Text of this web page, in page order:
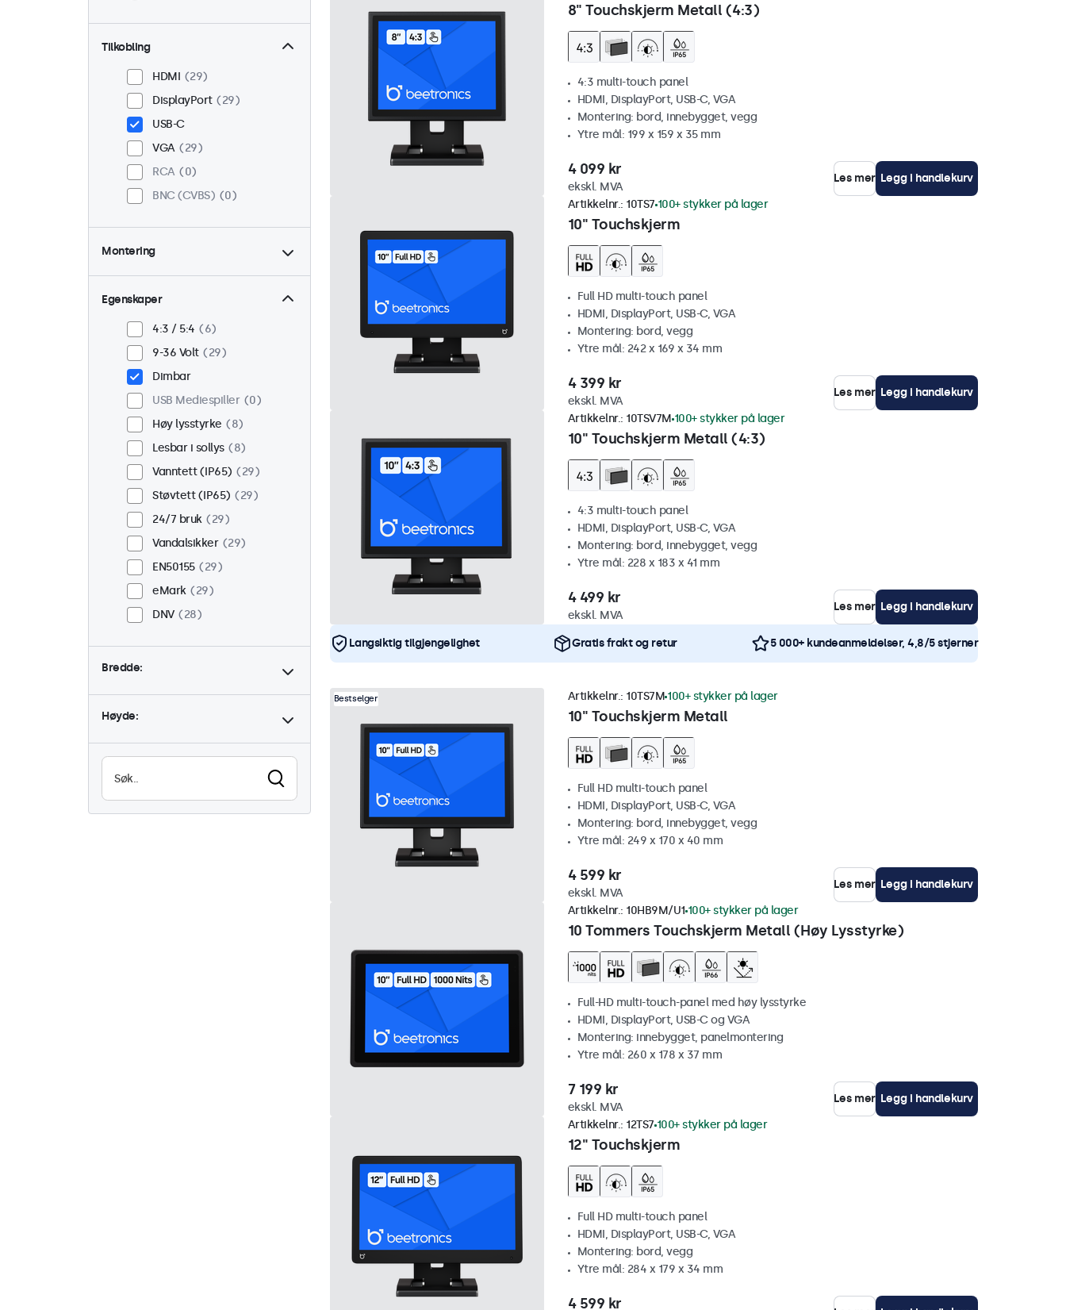
Tilkobling
HDMI
29
DisplayPort
29
USB-C
VGA
29
RCA
0
BNC (CVBS)
0
Montering
Bord
21
Vegg
Panel montert
Innebygd
25
Rackmontering (19")
VESA 75 x 75
17
VESA 100 x 100
12
Egenskaper
4:3 / 5:4
6
9-36 Volt
29
Dimbar
USB Mediespiller
0
Høy lysstyrke
8
Lesbar i sollys
8
Vanntett (IP65)
29
Støvtett (IP65)
29
24/7 bruk
29
Vandalsikker
29
EN50155
29
eMark
29
DNV
28
Bredde:
Høyde:
8" Touchskjerm Metall (4:3)
4:3 multi-touch panel
HDMI, DisplayPort, USB-C, VGA
Montering: bord, innebygget, vegg
Ytre mål: 199 x 159 x 35 mm
4 099 kr
ekskl. MVA
Les mer Legg i handlekurv
10" Touchskjerm
Artikkelnr.: 10TS7 100+ stykker på lager
Full HD multi-touch panel
HDMI, DisplayPort, USB-C, VGA
Montering: bord, vegg
Ytre mål: 242 x 169 x 34 mm
4 399 kr
ekskl. MVA
Les mer Legg i handlekurv
10" Touchskjerm Metall (4:3)
Artikkelnr.: 10TSV7M 100+ stykker på lager
4:3 multi-touch panel
HDMI, DisplayPort, USB-C, VGA
Montering: bord, innebygget, vegg
Ytre mål: 228 x 183 x 41 mm
4 499 kr
ekskl. MVA
Les mer Legg i handlekurv
Langsiktig tilgjengelighet Gratis frakt og retur 5 000+ kundeanmeldelser, 4,8/5 stjerner
Bestselger
10" Touchskjerm Metall
Artikkelnr.: 10TS7M 100+ stykker på lager
Full HD multi-touch panel
HDMI, DisplayPort, USB-C, VGA
Montering: bord, innebygget, vegg
Ytre mål: 249 x 170 x 40 mm
4 599 kr
ekskl. MVA
Les mer Legg i handlekurv
10 Tommers Touchskjerm Metall (Høy Lysstyrke)
Artikkelnr.: 10HB9M/U1 100+ stykker på lager
Full-HD multi-touch-panel med høy lysstyrke
HDMI, DisplayPort, USB-C og VGA
Montering: innebygget, panelmontering
Ytre mål: 260 x 178 x 37 mm
7 199 kr
ekskl. MVA
Les mer Legg i handlekurv
12" Touchskjerm
Artikkelnr.: 12TS7 100+ stykker på lager
Full HD multi-touch panel
HDMI, DisplayPort, USB-C, VGA
Montering: bord, vegg
Ytre mål: 284 x 179 x 34 mm
4 599 kr